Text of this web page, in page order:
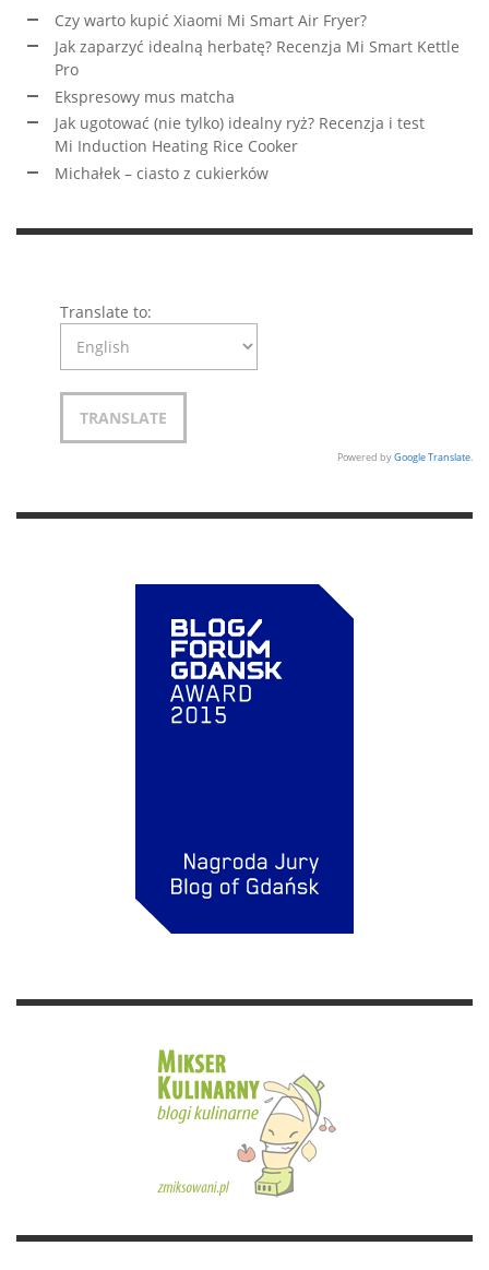
Czy warto kupić Xiaomi Mi Smart Air Fryer?
Jak zaparzyć idealną herbatę? Recenzja Mi Smart Kettle
Pro
Ekspresowy mus matcha
Jak ugotować (nie tylko) idealny ryż? Recenzja i test
Mi Induction Heating Rice Cooker
Michałek – ciasto z cukierków
Translate to:
Powered byGoogle Translate.